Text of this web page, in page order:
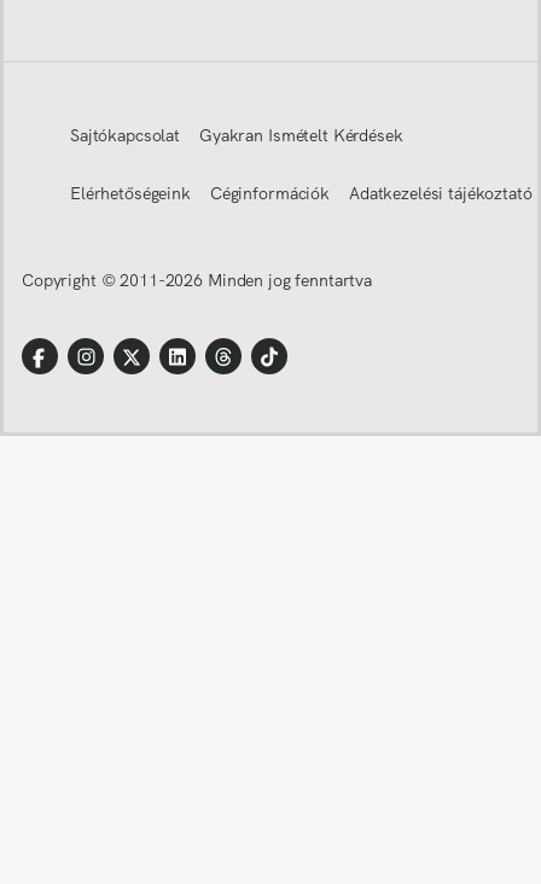
Sajtókapcsolat Gyakran Ismételt Kérdések
Elérhetőségeink Céginformációk Adatkezelési tájékoztató
Copyright © 2011-2026 Minden jog fenntartva